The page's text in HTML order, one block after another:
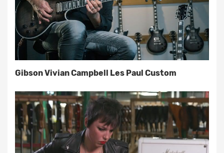
Gibson Vivian Campbell Les Paul Custom